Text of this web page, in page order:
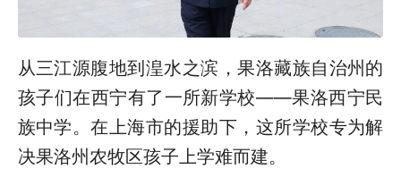
从三江源腹地到湟水之滨，果洛藏族自治州的
孩子们在西宁有了一所新学校——果洛西宁民
族中学。在上海市的援助下，这所学校专为解
决果洛州农牧区孩子上学难而建。